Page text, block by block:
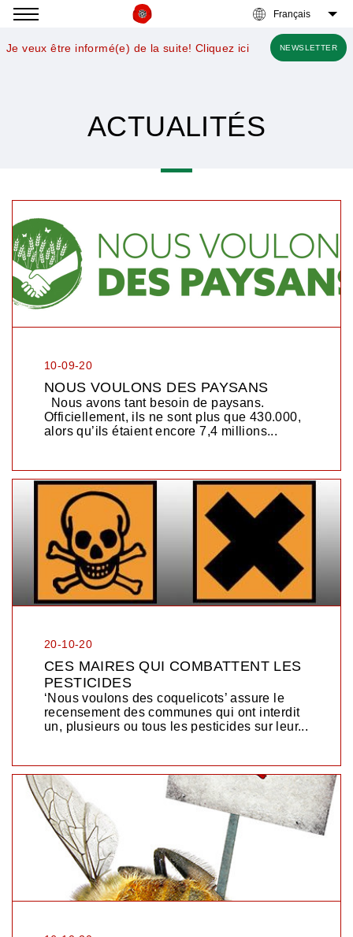
Je veux être informé(e) de la suite! Cliquez ici NEWSLETTER
ACTUALITÉS
10-09-20
NOUS VOULONS DES PAYSANS
Nous avons tant besoin de paysans.
Officiellement, ils ne sont plus que 430.000,
alors qu’ils étaient encore 7,4 millions...
20-10-20
CES MAIRES QUI COMBATTENT LES
PESTICIDES
‘Nous voulons des coquelicots’ assure le
recensement des communes qui ont interdit
un, plusieurs ou tous les pesticides sur leur...
à